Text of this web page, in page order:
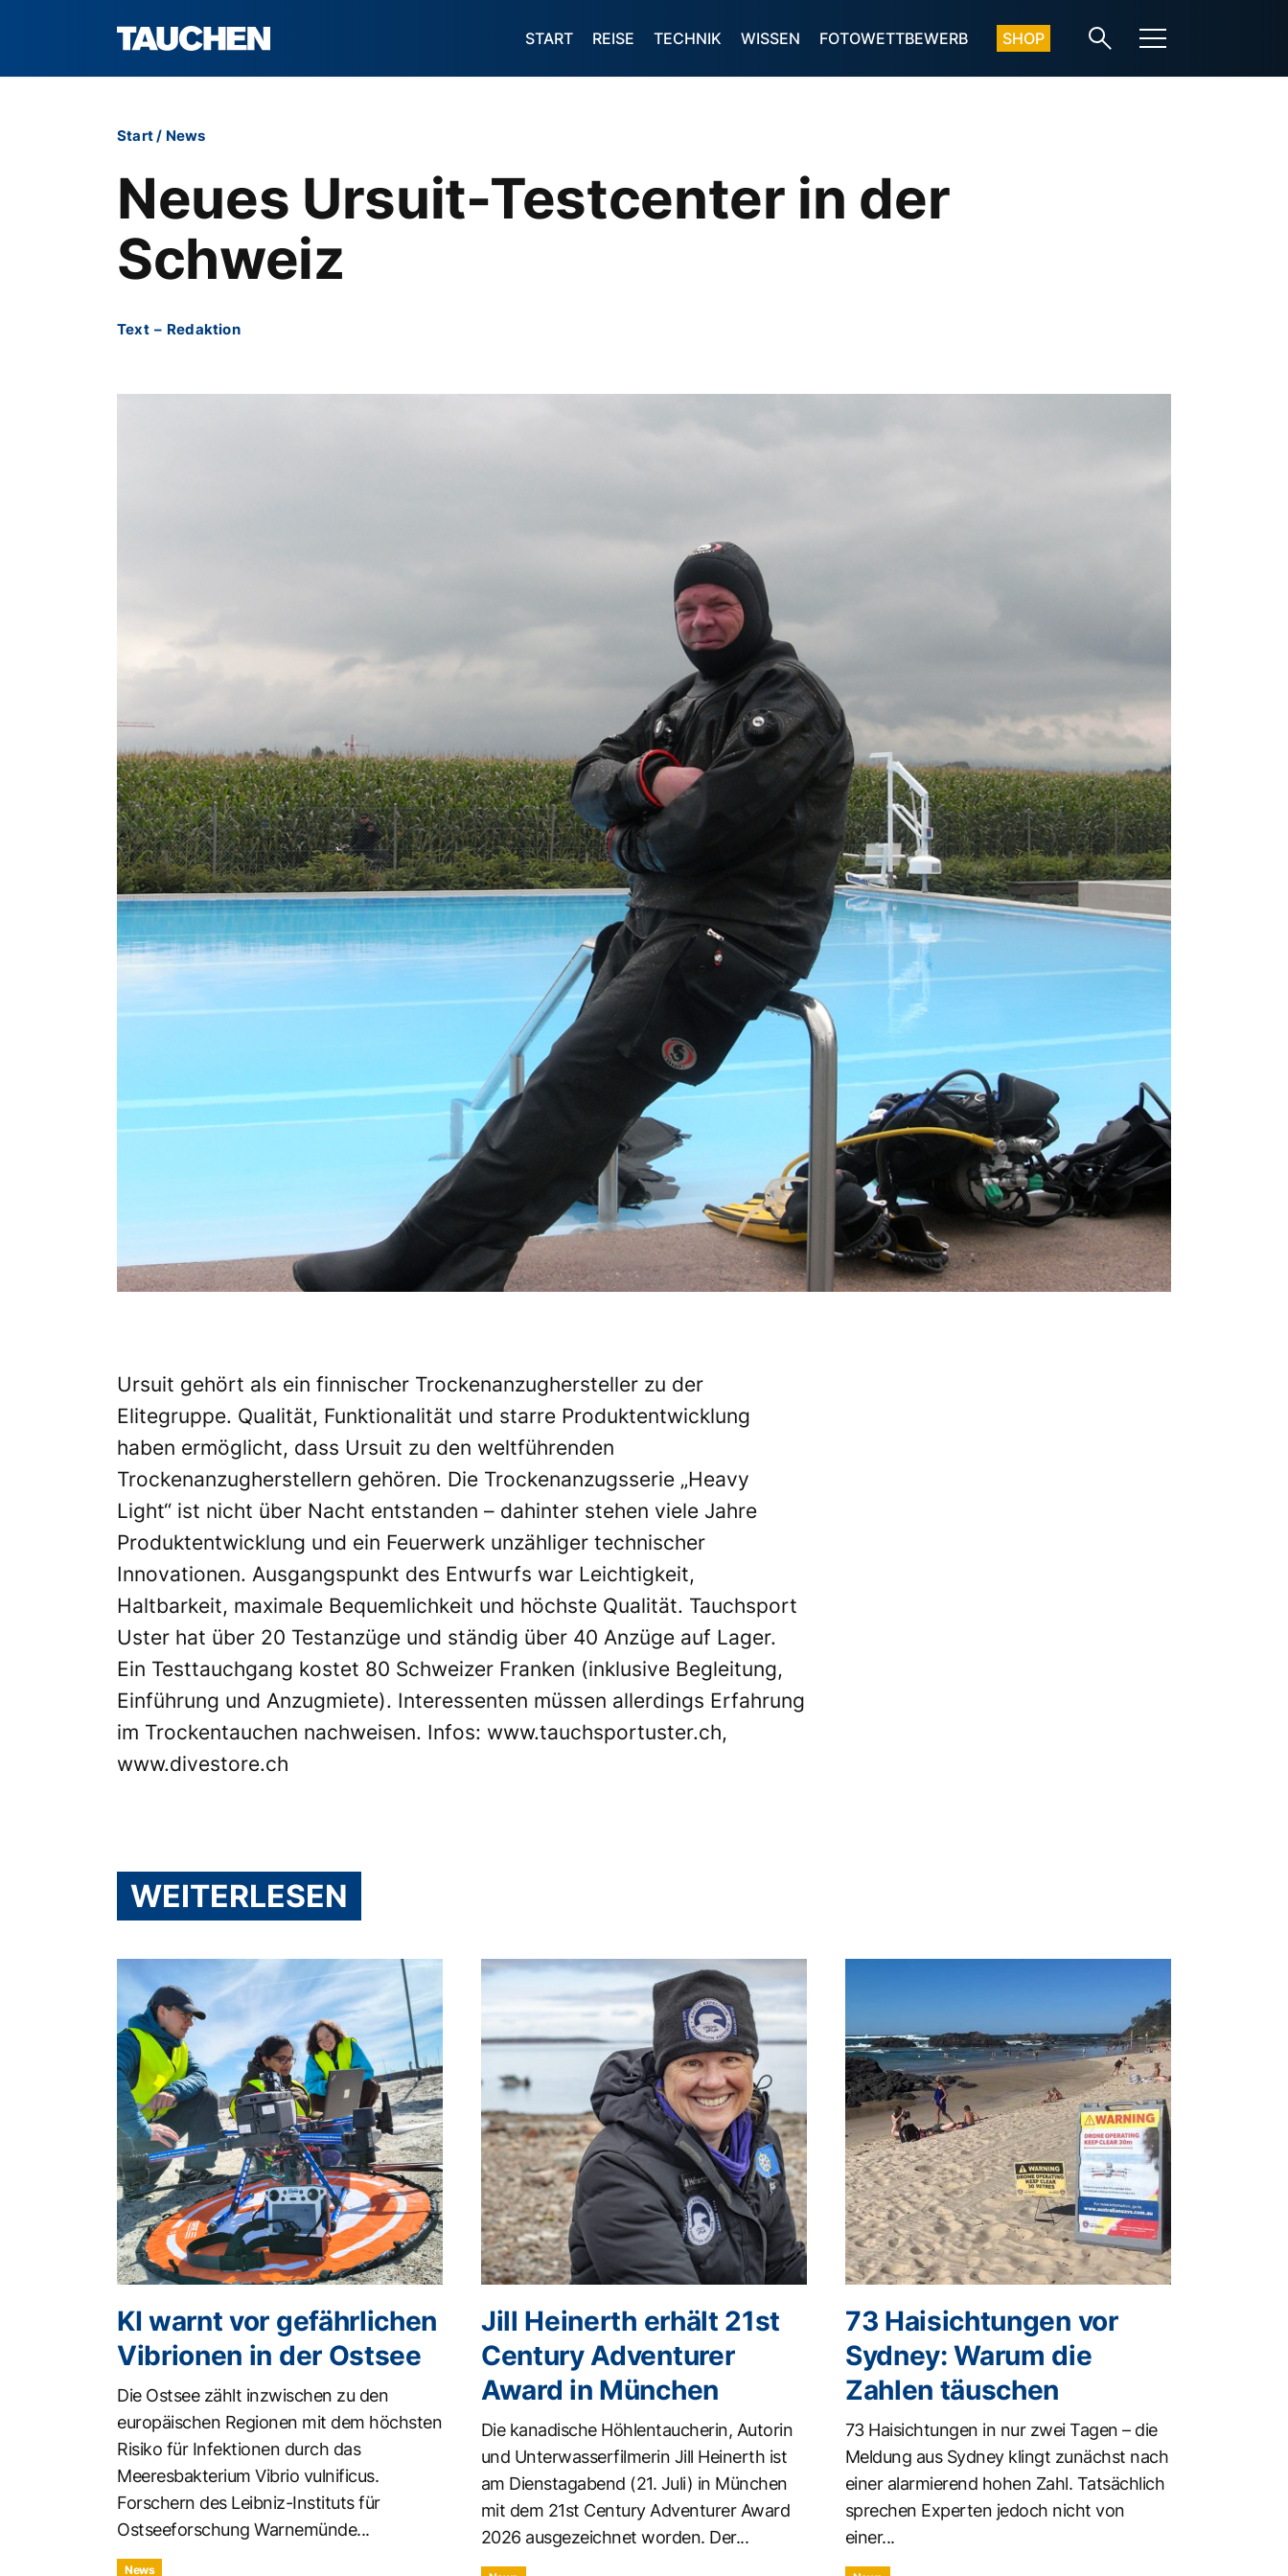
START REISE TECHNIK WISSEN FOTOWETTBEWERB SHOP
Start/ News
Neues Ursuit-Testcenter in der
Schweiz
Text – Redaktion
Ursuit gehört als ein finnischer Trockenanzughersteller zu der
Elitegruppe. Qualität, Funktionalität und starre Produktentwicklung
haben ermöglicht, dass Ursuit zu den weltführenden
Trockenanzugherstellern gehören. Die Trockenanzugsserie „Heavy
Light“ ist nicht über Nacht entstanden – dahinter stehen viele Jahre
Produktentwicklung und ein Feuerwerk unzähliger technischer
Innovationen. Ausgangspunkt des Entwurfs war Leichtigkeit,
Haltbarkeit, maximale Bequemlichkeit und höchste Qualität. Tauchsport
Uster hat über 20 Testanzüge und ständig über 40 Anzüge auf Lager.
Ein Testtauchgang kostet 80 Schweizer Franken (inklusive Begleitung,
Einführung und Anzugmiete). Interessenten müssen allerdings Erfahrung
im Trockentauchen nachweisen. Infos: www.tauchsportuster.ch,
www.divestore.ch
WEITERLESEN
KI warnt vor gefährlichen
Vibrionen in der Ostsee
Die Ostsee zählt inzwischen zu den
europäischen Regionen mit dem höchsten
Risiko für Infektionen durch das
Meeresbakterium Vibrio vulnificus.
Forschern des Leibniz-Instituts für
Ostseeforschung Warnemünde...
News
Jill Heinerth erhält 21st
Century Adventurer
Award in München
Die kanadische Höhlentaucherin, Autorin
und Unterwasserfilmerin Jill Heinerth ist
am Dienstagabend (21. Juli) in München
mit dem 21st Century Adventurer Award
2026 ausgezeichnet worden. Der...
73 Haisichtungen vor
Sydney: Warum die
Zahlen täuschen
73 Haisichtungen in nur zwei Tagen – die
Meldung aus Sydney klingt zunächst nach
einer alarmierend hohen Zahl. Tatsächlich
sprechen Experten jedoch nicht von
einer...